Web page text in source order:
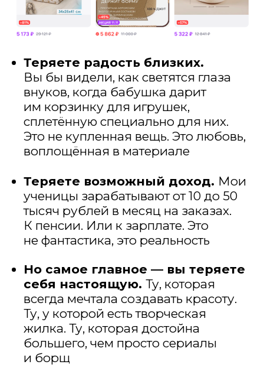
Поэтому я подготовила
бесплатный мастер-класс
✨ Какие изделия вы сможете
создавать своими руками для себя,
в подарок или на продажу —
и сколько можно заработать
на своем первом заказе
✨ Сколько времени нужно
на такое хоббии как его совмещать
с работой и другими бытовыми
делами
✨ Какие материалы вам
понадобятся для плетения, где
их покупать и сколько это стоит
Всего за 2 часа на мастер-
классе вы узнаете:
Без дорогих материалов
Без запутанных инструкций
Даже если никогда не пробовали
создавать стильные корзинки
с помощью техники плетения
из бумажной лозы»